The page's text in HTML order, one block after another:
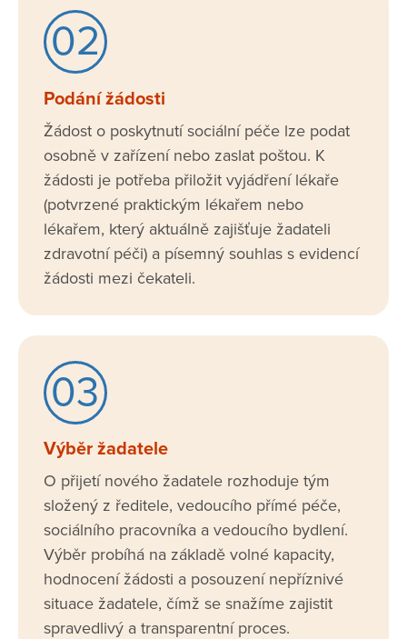
02
Podání žádosti
Žádost o poskytnutí sociální péče lze podat
osobně v zařízení nebo zaslat poštou. K
žádosti je potřeba přiložit vyjádření lékaře
(potvrzené praktickým lékařem nebo
lékařem, který aktuálně zajišťuje žadateli
zdravotní péči) a písemný souhlas s evidencí
žádosti mezi čekateli.
03
Výběr žadatele
O přijetí nového žadatele rozhoduje tým
složený z ředitele, vedoucího přímé péče,
sociálního pracovníka a vedoucího bydlení.
Výběr probíhá na základě volné kapacity,
hodnocení žádosti a posouzení nepříznivé
situace žadatele, čímž se snažíme zajistit
spravedlivý a transparentní proces.